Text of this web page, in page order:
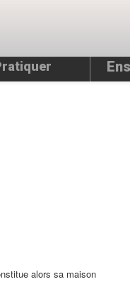
alors sa maison